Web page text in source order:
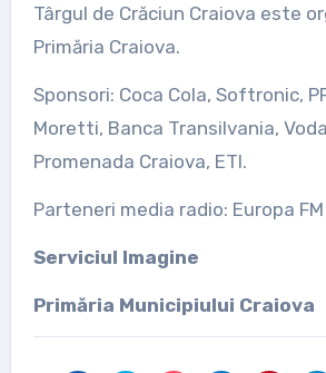
Târgul de Crăciun Craiova este
Primăria Craiova.
Sponsori: Coca Cola, Softronic,
Moretti, Banca Transilvania,
Promenada Craiova, ETI.
Parteneri media radio: Europa FM
Serviciul Imagine
Primăria Municipiului Craiova